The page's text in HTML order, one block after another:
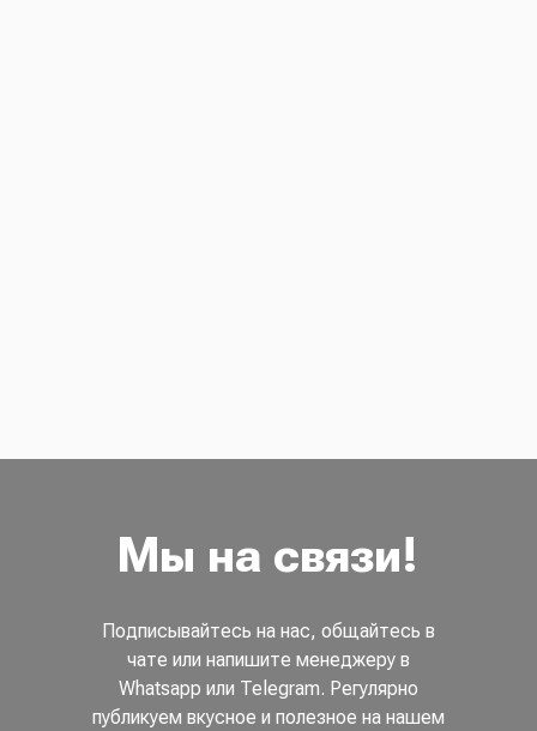
Мы на связи!
Подписывайтесь на нас, общайтесь в
чате или напишите менеджеру в
Whatsapp или Telegram. Регулярно
публикуем вкусное и полезное на нашем